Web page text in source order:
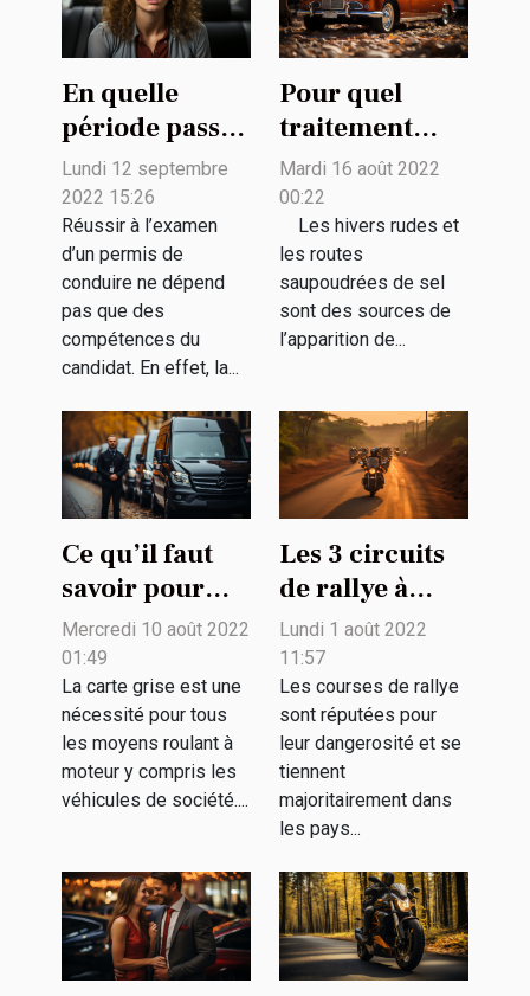
En quelle
période passer
le permis de
conduire pour
augmenter sa
chance de
réussir ?
Lundi 12 septembre
2022 15:26
Réussir à l’examen
d’un permis de
conduire ne dépend
pas que des
compétences du
candidat. En effet, la...
Pour quel
traitement
antirouille
pouvez-vous
opter ?
Mardi 16 août 2022
00:22
Les hivers rudes et
les routes
saupoudrées de sel
sont des sources de
l’apparition de...
Ce qu’il faut
savoir pour
établir une
carte grise au
nom d’un
véhicule
d’entreprise
Mercredi 10 août 2022
01:49
La carte grise est une
nécessité pour tous
les moyens roulant à
moteur y compris les
véhicules de société....
Les 3 circuits
de rallye à
moto les plus
populaires ?
Lundi 1 août 2022
11:57
Les courses de rallye
sont réputées pour
leur dangerosité et se
tiennent
majoritairement dans
les pays...